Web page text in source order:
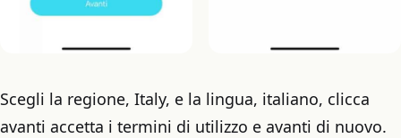
Scegli la regione, Italy, e la lingua, italiano, clicca
avanti accetta i termini di utilizzo e avanti di nuovo.